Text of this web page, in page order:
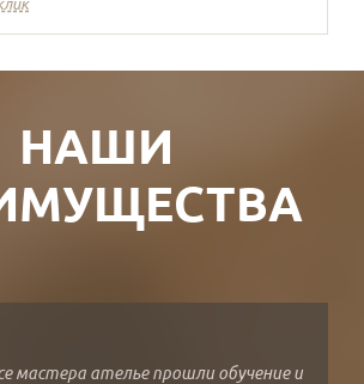
НАШИ
мастера ателье прошли обучение и